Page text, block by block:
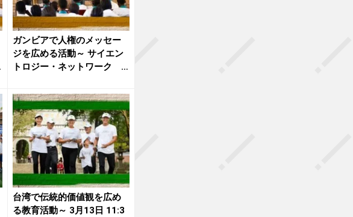
ガンビアで人権のメッセー
ジを広める活動～ サイエン
トロジー・ネットワーク 5
台湾で伝統的価値観を広め
る教育活動～ 3月13日 11:3